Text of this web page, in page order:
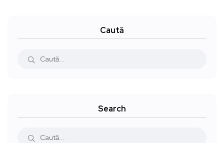
Caută
Search